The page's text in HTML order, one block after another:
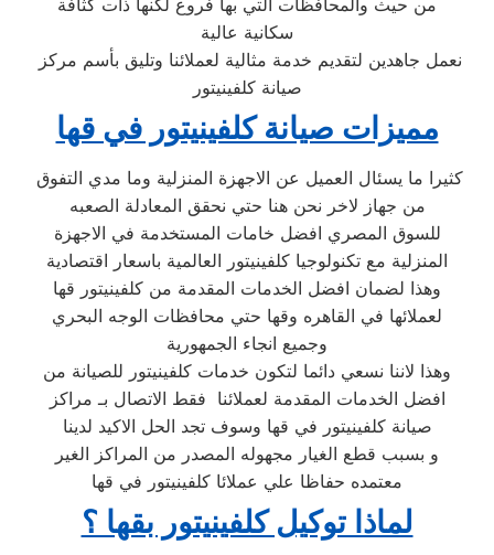
من حيث والمحافظات التي بها فروع لكنها ذات كثافة
سكانية عالية
صيانة كلفينيتور
مميزات صيانة كلفينيتور في قها
من جهاز لاخر نحن هنا حتي نحقق المعادلة الصعبه
للسوق المصري افضل خامات المستخدمة في الاجهزة
المنزلية مع تكنولوجيا كلفينيتور العالمية باسعار اقتصادية
وهذا لضمان افضل الخدمات المقدمة من كلفينيتور قها
لعملائها في القاهره وقها حتي محافظات الوجه البحري
وجميع انجاء الجمهورية
وهذا لاننا نسعي دائما لتكون خدمات كلفينيتور للصيانة من
افضل الخدمات المقدمة لعملائنا فقط الاتصال بـ مراكز
صيانة كلفينيتور في قها وسوف تجد الحل الاكيد لدينا
و بسبب قطع الغيار مجهوله المصدر من المراكز الغير
معتمده حفاظا علي عملائا كلفينيتور في قها
لماذا توكيل كلفينيتور بقها ؟